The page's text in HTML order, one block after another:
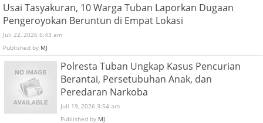
Usai Tasyakuran, 10 Warga Tuban Laporkan Dugaan
Pengeroyokan Beruntun di Empat Lokasi
Juli 22, 2026 6:43 am
Published by MJ
Polresta Tuban Ungkap Kasus Pencurian
Berantai, Persetubuhan Anak, dan
Peredaran Narkoba
Juli 19, 2026 3:54 am
Published by MJ